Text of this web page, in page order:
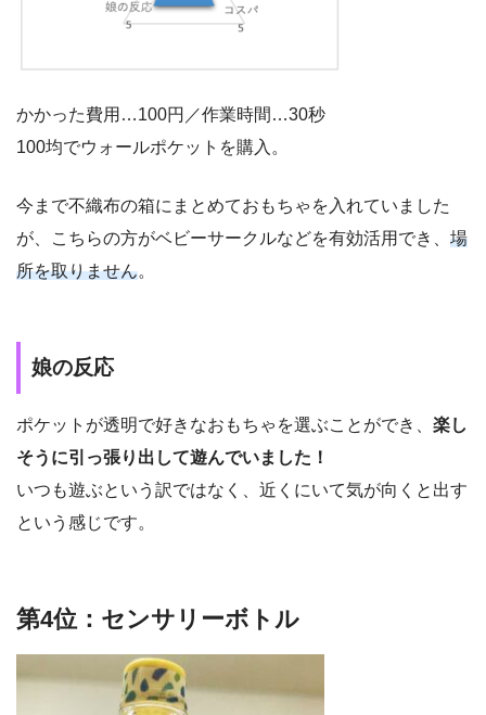
かかった費用…100円／作業時間…30秒
100均でウォールポケットを購入。
今まで不織布の箱にまとめておもちゃを入れていました
が、こちらの方がベビーサークルなどを有効活用でき、 場
所を取りません。
娘の反応
ポケットが透明で好きなおもちゃを選ぶことができ、 楽し
そうに引っ張り出して遊んでいました！
いつも遊ぶという訳ではなく、近くにいて気が向くと出す
という感じです。
第4位：センサリーボトル